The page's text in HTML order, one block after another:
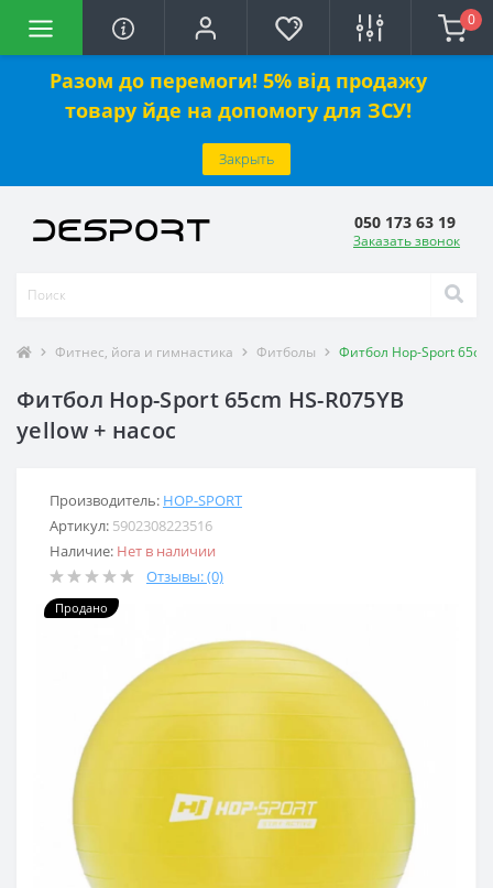
Разом до перемоги! 5% від продажу
товару йде на допомогу для ЗСУ!
Закрыть
0
050 173 63 19
Заказать звонок
Фитнес, йога и гимнастика Фитболы Фитбол Hop-Sport 65cm
Фитбол Hop-Sport 65cm HS-R075YB
yellow + насос
Производитель: HOP-SPORT
Артикул: 5902308223516
Наличие: Нет в наличии
Отзывы: (0)
Продано